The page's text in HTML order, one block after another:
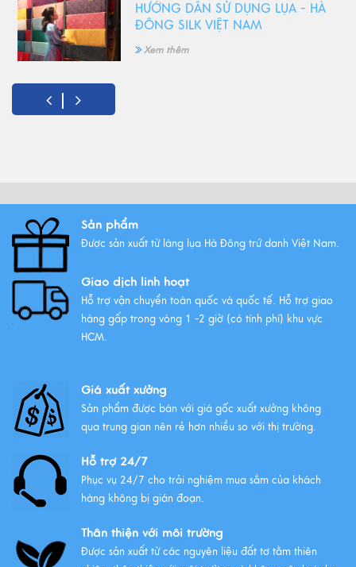
HƯỚNG DẪN SỬ DỤNG LỤA - HÀ
ĐÔNG SILK VIỆT NAM
Xem thêm
Đông trứ danh
Xem thêm
Sản phẩm
Được sản xuất từ làng lụa Hà Đông trứ danh Việt Nam.
Giao dịch linh hoạt
Hỗ trợ vận chuyển toàn quốc và quốc tế. Hỗ trợ giao
hàng gấp trong vòng 1 -2 giờ (có tính phí) khu vực
HCM.
Giá xuất xưởng
Sản phẩm được bán với giá gốc xuất xưởng không
qua trung gian nên rẻ hơn nhiều so với thị trường.
Hỗ trợ 24/7
Phục vụ 24/7 cho trải nghiệm mua sắm của khách
hàng không bị gián đoạn.
Thân thiện với môi trường
Được sản xuất từ các nguyên liệu đất tơ tằm thiên